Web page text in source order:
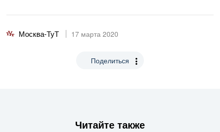
Москва-ТуТ 17 марта 2020
Поделиться
Читайте также